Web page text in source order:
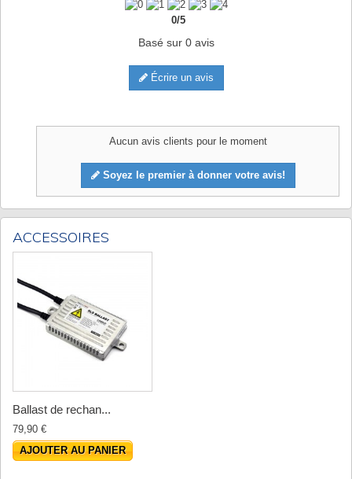
0/5
Basé sur 0avis
Écrire un avis
Aucun avis clients pour le moment
Soyez le premier à donner votre avis!
ACCESSOIRES
Ballast de rechan...
79,90 €
AJOUTER AU PANIER